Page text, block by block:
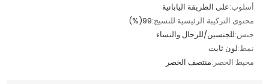
أسلوب:على الطريقة اليابانية
محتوى التركيبة الرئيسية للنسيج:99(%)
جنس:للجنسين/للرجال والنساء
نمط:لون ثابت
محيط الخصر:منتصف الخصر